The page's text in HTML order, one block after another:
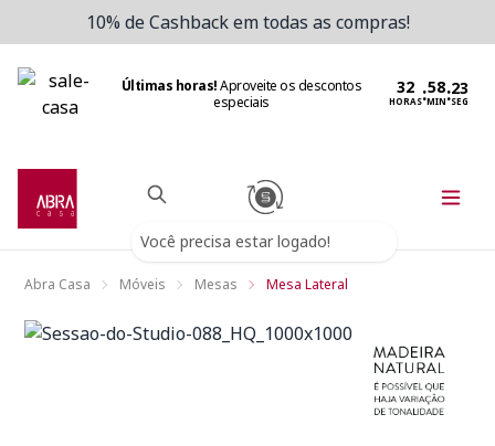
10% de Cashback em todas as compras!
Últimas horas!Aproveite os descontos
especiais
HORAS:MIN:SEG
Você precisa estar logado!
Abra Casa Móveis Mesas Mesa Lateral